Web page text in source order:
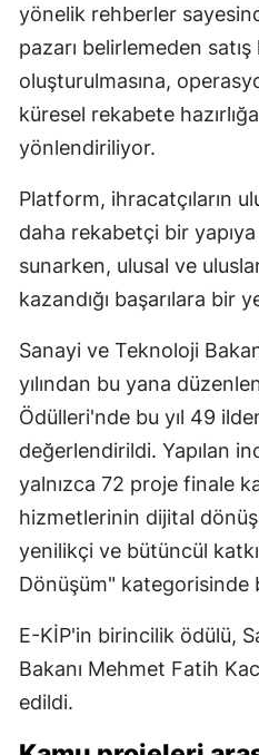
yönelik rehberler
pazarı belirlemeden satış
oluşturulmasına,
küresel rekabete
yönlendiriliyor.
Platform, ihracatçıların
daha rekabetçi bir yapıya
sunarken, ulusal ve
kazandığı başarılara bir
Sanayi ve Teknoloji
yılından bu yana
Ödülleri'nde bu yıl 49
değerlendirildi. Yapılan
yalnızca 72 proje finale
hizmetlerinin dijital
yenilikçi ve bütüncül
Dönüşüm" kategorisinde
E-KİP'in birincilik ödülü,
Bakanı Mehmet Fatih
edildi.